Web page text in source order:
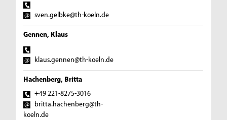
sven.gelbke@th-koeln.de
Gennen, Klaus
klaus.gennen@th-koeln.de
Hachenberg, Britta
+49 221-8275-3016
britta.hachenberg@th-
koeln.de